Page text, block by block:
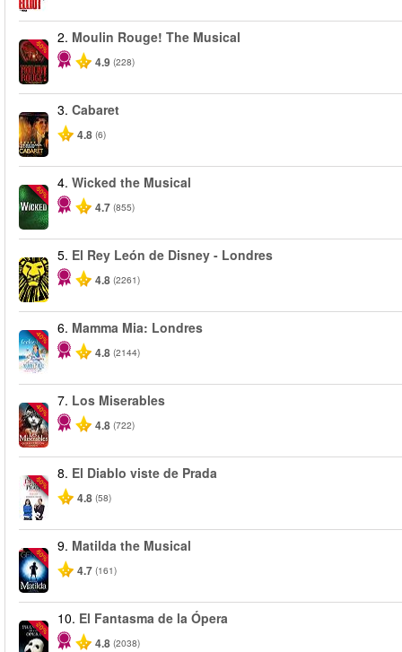
-50%
2. Moulin Rouge! The Musical
4.9 (228)
3. Cabaret
4.8 (6)
-50%
4. Wicked the Musical
4.7 (855)
5. El Rey León de Disney - Londres
4.8 (2261)
-40%
6. Mamma Mia: Londres
4.8 (2144)
-40%
7. Los Miserables
4.8 (722)
-50%
8. El Diablo viste de Prada
4.8 (58)
-50%
9. Matilda the Musical
4.7 (161)
-20%
10. El Fantasma de la Ópera
4.8 (2038)